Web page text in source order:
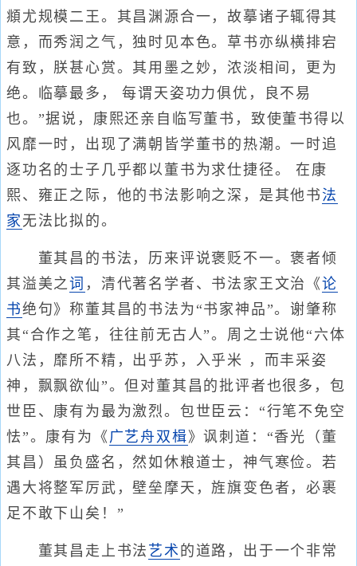
頫尤规模二王。其昌渊源合一，故摹诸子辄得其
意，而秀润之气，独时见本色。草书亦纵横排宕
有致，朕甚心赏。其用墨之妙，浓淡相间，更为
绝。临摹最多， 每谓天姿功力俱优，良不易
也。”据说，康熙还亲自临写董书，致使董书得以
风靡一时，出现了满朝皆学董书的热潮。一时追
逐功名的士子几乎都以董书为求仕捷径。 在康
熙、雍正之际，他的书法影响之深，是其他书 法
家 无法比拟的。
董其昌的书法，历来评说褒贬不一。褒者倾
其溢美之词 ，清代著名学者、书法家王文治《论
书绝句》称董其昌的书法为“书家神品”。谢肇称
其“合作之笔，往往前无古人”。周之士说他“六体
八法，靡所不精，出乎苏，入乎米 ，而丰采姿
神，飘飘欲仙”。但对董其昌的批评者也很多，包
世臣、康有为最为激烈。包世臣云：“行笔不免空
怯”。康有为《 广艺舟双楫》讽刺道：“香光（董
其昌）虽负盛名，然如休粮道士，神气寒俭。若
遇大将整军厉武，壁垒摩天，旌旗变色者，必裹
足不敢下山矣！”
董其昌走上书法 艺术 的道路，出于一个非常